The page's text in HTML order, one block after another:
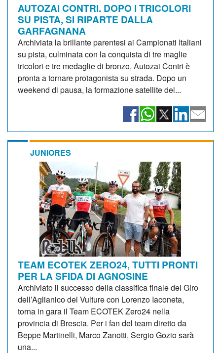
AUTOZAI CONTRI. DOPO I TRICOLORI
SU PISTA, SI RIPARTE DALLA
GARFAGNANA
Archiviata la brillante parentesi ai Campionati Italiani
su pista, culminata con la conquista di tre maglie
tricolori e tre medaglie di bronzo, Autozai Contri è
pronta a tornare protagonista su strada. Dopo un
weekend di pausa, la formazione satellite del...
JUNIORES
TEAM ECOTEK ZERO24, TUTTI PRONTI
PER LA SFIDA DI AGNOSINE
Archiviato il successo della classifica finale del Giro
dell’Aglianico del Vulture con Lorenzo Iaconeta,
torna in gara il Team ECOTEK Zero24 nella
provincia di Brescia. Per i fan del team diretto da
Beppe Martinelli, Marco Zanotti, Sergio Gozio sarà
una...